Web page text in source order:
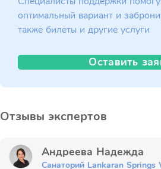
оптимальный вариант и
также билеты и другие услуги
Оставить
Отзывы экспертов
Андреева Надежда
Санаторий Lankaran Springs